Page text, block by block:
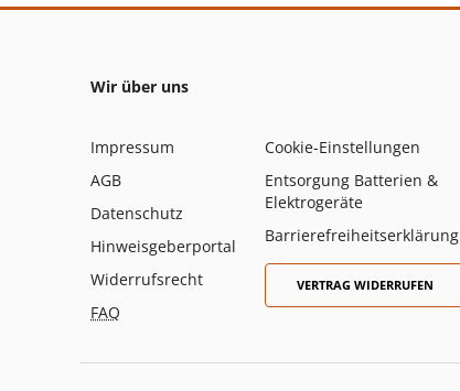
Wir über uns
Impressum
AGB
Datenschutz
Hinweisgeberportal
Widerrufsrecht
FAQ
Cookie-Einstellungen
Entsorgung Batterien &
Elektrogeräte
Barrierefreiheitserklärung
VERTRAG WIDERRUFEN